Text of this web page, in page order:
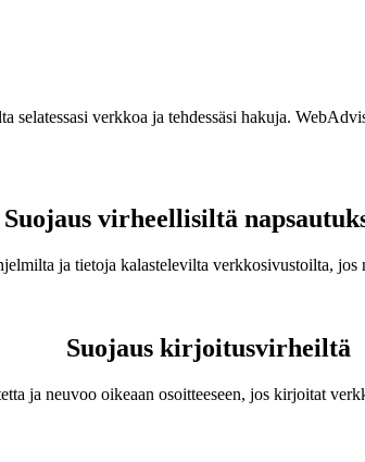
verkkoa ja tehdessäsi hakuja.
Suojaus virheellisiltä
ja tietoja kalastelevilta verkkosivustoilta, jos
Suojaus kirjoitusvirheiltä
ja neuvoo oikeaan osoitteeseen, jos kirjoitat